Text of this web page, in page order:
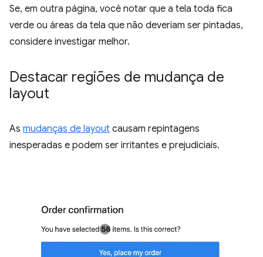
Se, em outra página, você notar que a tela toda fica
verde ou áreas da tela que não deveriam ser pintadas,
considere investigar melhor.
Destacar regiões de mudança de
layout
As mudanças de layout causam repintagens
inesperadas e podem ser irritantes e prejudiciais.